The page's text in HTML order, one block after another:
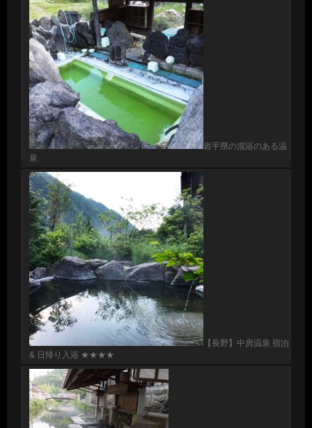
岩手県の混浴のある温
泉
【長野】中房温泉 宿泊
& 日帰り入浴 ★★★★